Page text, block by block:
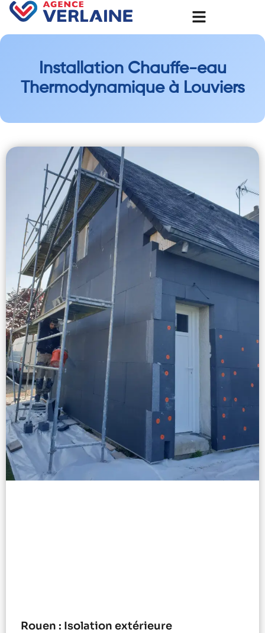
Installation Chauffe-eau
Thermodynamique à Louviers
Rouen : Isolation extérieure